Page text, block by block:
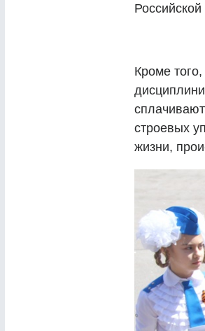
Кроме
строевых
жизни,